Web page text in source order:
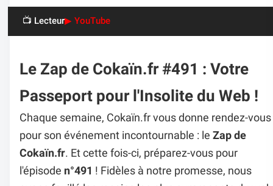
📺 Lecteur▶ YouTube
Le Zap de Cokaïn.fr #491 : Votre
Passeport pour l'Insolite du Web !
Chaque semaine, Cokaïn.fr vous donne rendez-vous
pour son événement incontournable : le Zap de
Cokaïn.fr. Et cette fois-ci, préparez-vous pour
l'épisode n°491 ! Fidèles à notre promesse, nous